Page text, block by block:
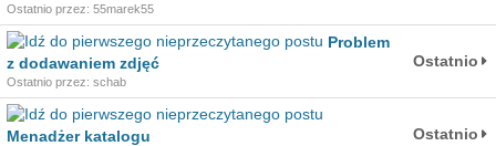
Ostatnio przez: 55marek55
Problem
z dodawaniem zdjęć
Ostatnio przez: schab
Ostatnio
Menadżer katalogu Ostatnio